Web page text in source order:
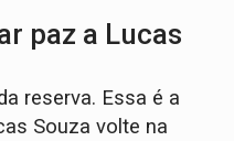
paz a Lucas
reserva. Essa é a
Souza volte na